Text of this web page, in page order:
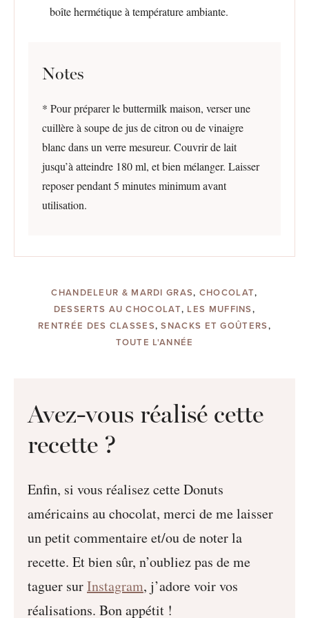
boîte hermétique à température ambiante.
Notes
* Pour préparer le buttermilk maison, verser une
cuillère à soupe de jus de citron ou de vinaigre
blanc dans un verre mesureur. Couvrir de lait
jusqu’à atteindre 180 ml, et bien mélanger. Laisser
reposer pendant 5 minutes minimum avant
utilisation.
CHANDELEUR & MARDI GRAS, CHOCOLAT,
DESSERTS AU CHOCOLAT, LES MUFFINS,
RENTRÉE DES CLASSES,SNACKS ET GOÛTERS,
TOUTE L'ANNÉE
Avez-vous réalisé cette
recette ?
Enfin, si vous réalisez cette Donuts
américains au chocolat, merci de me laisser
un petit commentaire et/ou de noter la
recette. Et bien sûr, n’oubliez pas de me
taguer surInstagram, j’adore voir vos
réalisations. Bon appétit !